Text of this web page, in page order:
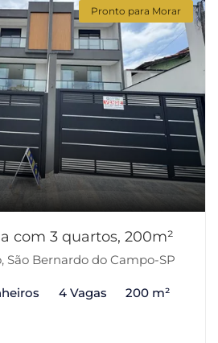
Pronto para Morar
com 3 quartos, 200m²
São Bernardo do Campo-SP
4 Vagas 200 m²